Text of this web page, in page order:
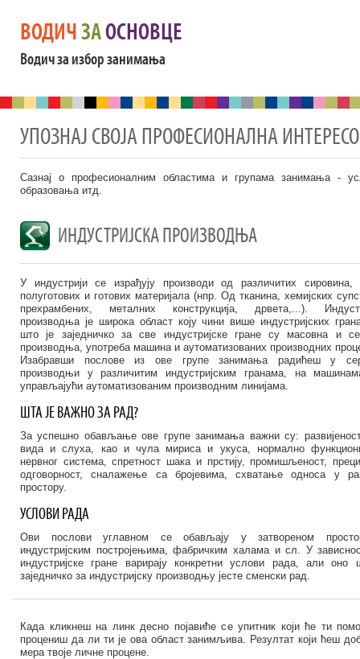
ВОДИЧЗАОСНОВЦЕ
Водич за избор занимања
УПОЗНАЈ СВОЈА ПРОФЕСИОНАЛНА
Сазнај о професионалним областима и групама занимања -
образовања итд.
ИНДУСТРИЈСКА ПРОИЗВОДЊА
У индустрији се израђују производи од различитих
полуготових и готових материјала (нпр. Од тканина, хемијских
прехрамбених, металних конструкција, дрвета,...).
производња је широка област коју чини више индустријских
што је заједничко за све индустријске гране су масовна и
производња, употреба машина и аутоматизованих производних
Изабравши послове из ове групе занимања радићеш у
производњи у различитим индустријским гранама, на
управљајући аутоматизованим производним линијама.
ШТА ЈЕ ВАЖНО ЗА РАД?
За успешно обављање ове групе занимања важни су:
вида и слуха, као и чула мириса и укуса, нормално
нервног система, спретност шака и прстију, промишљеност,
одговорност, сналажење са бројевима, схватање односа у
простору.
УСЛОВИ РАДА
Ови послови углавном се обављају у затвореном
индустријским постројењима, фабричким халама и сл. У
индустријске гране варирају конкретни услови рада, али оно
заједничко за индустријску производњу јесте сменски рад.
Када кликнеш на линк десно појавиће се упитник који ће ти
процениш да ли ти је ова област занимљива. Резултат који ћеш
мера твоје личне процене.